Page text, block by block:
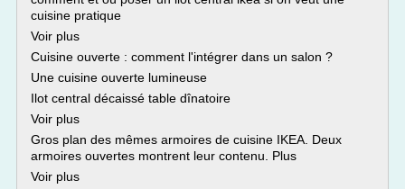
cuisine pratique
Voir plus
Cuisine ouverte : comment l'intégrer dans un salon ?
Une cuisine ouverte lumineuse
Ilot central décaissé table dînatoire
Voir plus
Gros plan des mêmes armoires de cuisine IKEA. Deux
armoires ouvertes montrent leur contenu. Plus
Voir plus